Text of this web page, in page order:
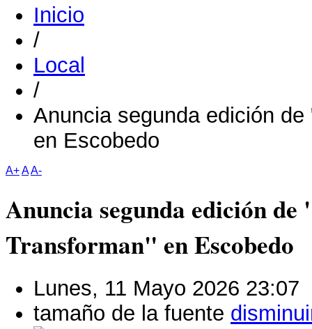
Inicio
/
Local
/
Anuncia segunda edición
en Escobedo
A+AA-
Anuncia segunda edición
Transforman" en Escobedo
Lunes, 11 Mayo 2026 23:07
tamaño de la fuente